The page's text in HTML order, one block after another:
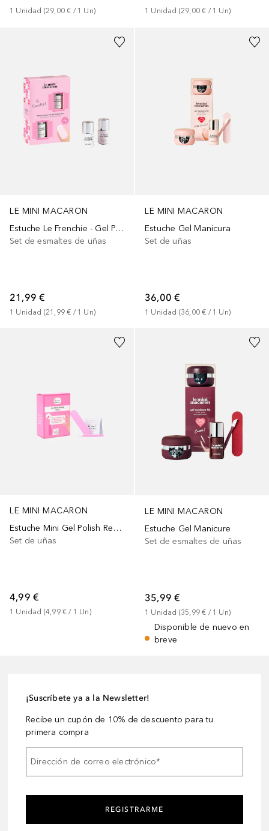
1 Unidad (29,00 € / 1 Un) 1 Unidad (29,00 € / 1 Un)
LE MINI MACARON
Estuche Le Frenchie - Gel Polish
Set de esmaltes de uñas
21,99 €
1 Unidad (21,99 € / 1 Un)
LE MINI MACARON
Estuche Gel Manicura
Set de uñas
36,00 €
1 Unidad (36,00 € / 1 Un)
LE MINI MACARON
Estuche Mini Gel Polish Removal
Set de uñas
4,99 €
1 Unidad (4,99 € / 1 Un)
LE MINI MACARON
Estuche Gel Manicure
Set de esmaltes de uñas
35,99 €
1 Unidad (35,99 € / 1 Un)
Disponible de nuevo en
breve
¡Suscríbete ya a la Newsletter!
Recibe un cupón de 10% de descuento para tu
primera compra
Dirección de correo electrónico*
REGISTRARME